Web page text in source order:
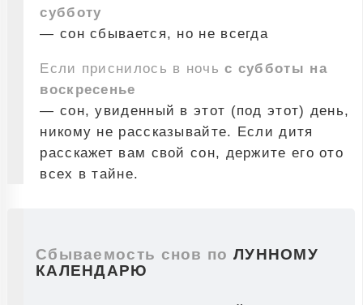
субботу
— сон сбывается, но не всегда
Если приснилось в ночьс субботы на
воскресенье
— сон, увиденный в этот (под этот) день,
никому не рассказывайте. Если дитя
расскажет вам свой сон, держите его ото
всех в тайне.
Сбываемость снов по ЛУННОМУ
КАЛЕНДАРЮ